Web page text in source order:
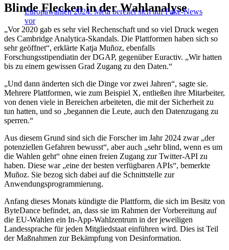
Europawahlen 2024: Meta bereitet sich auf Fake-News
vor
Blinde Flecken in der Wahlanalyse
„Vor 2020 gab es sehr viel Rechenschaft und so viel Druck wegen
des Cambridge Analytica-Skandals. Die Plattformen haben sich so
sehr geöffnet“, erklärte Katja Muñoz, ebenfalls
Forschungsstipendiatin der DGAP, gegenüber Euractiv. „Wir hatten
bis zu einem gewissen Grad Zugang zu den Daten.“
„Und dann änderten sich die Dinge vor zwei Jahren“, sagte sie.
Mehrere Plattformen, wie zum Beispiel X, entließen ihre Mitarbeiter,
von denen viele in Bereichen arbeiteten, die mit der Sicherheit zu
tun hatten, und so „begannen die Leute, auch den Datenzugang zu
sperren.“
Aus diesem Grund sind sich die Forscher im Jahr 2024 zwar „der
potenziellen Gefahren bewusst“, aber auch „sehr blind, wenn es um
die Wahlen geht“ ohne einen freien Zugang zur Twitter-API zu
haben. Diese war „eine der besten verfügbaren APIs“, bemerkte
Muñoz. Sie bezog sich dabei auf die Schnittstelle zur
Anwendungsprogrammierung.
Anfang dieses Monats kündigte die Plattform, die sich im Besitz von
ByteDance befindet, an, dass sie im Rahmen der Vorbereitung auf
die EU-Wahlen ein In-App-Wahlzentrum in der jeweiligen
Landessprache für jeden Mitgliedstaat einführen wird. Dies ist Teil
der Maßnahmen zur Bekämpfung von Desinformation.